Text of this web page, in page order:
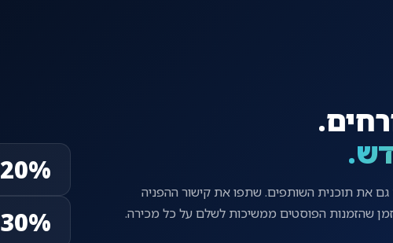
את תוכנית השותפים. שתפו את קישור ההפניה
20%
30%